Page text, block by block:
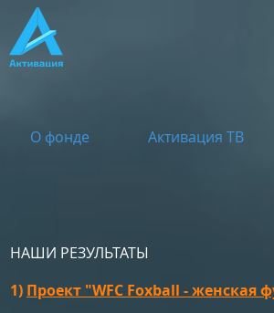
О фонде Активация ТВ
НАШИ РЕЗУЛЬТАТЫ
1) Проект "WFC Foxball - женская